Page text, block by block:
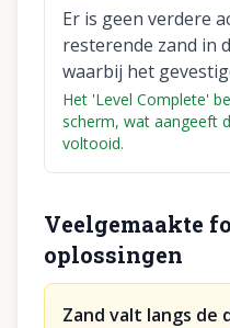
Er is geen verdere
resterende zand in
waarbij het
Het 'Level Complete'
scherm, wat aangeeft
voltooid.
Veelgemaakte
oplossingen
Zand valt langs de